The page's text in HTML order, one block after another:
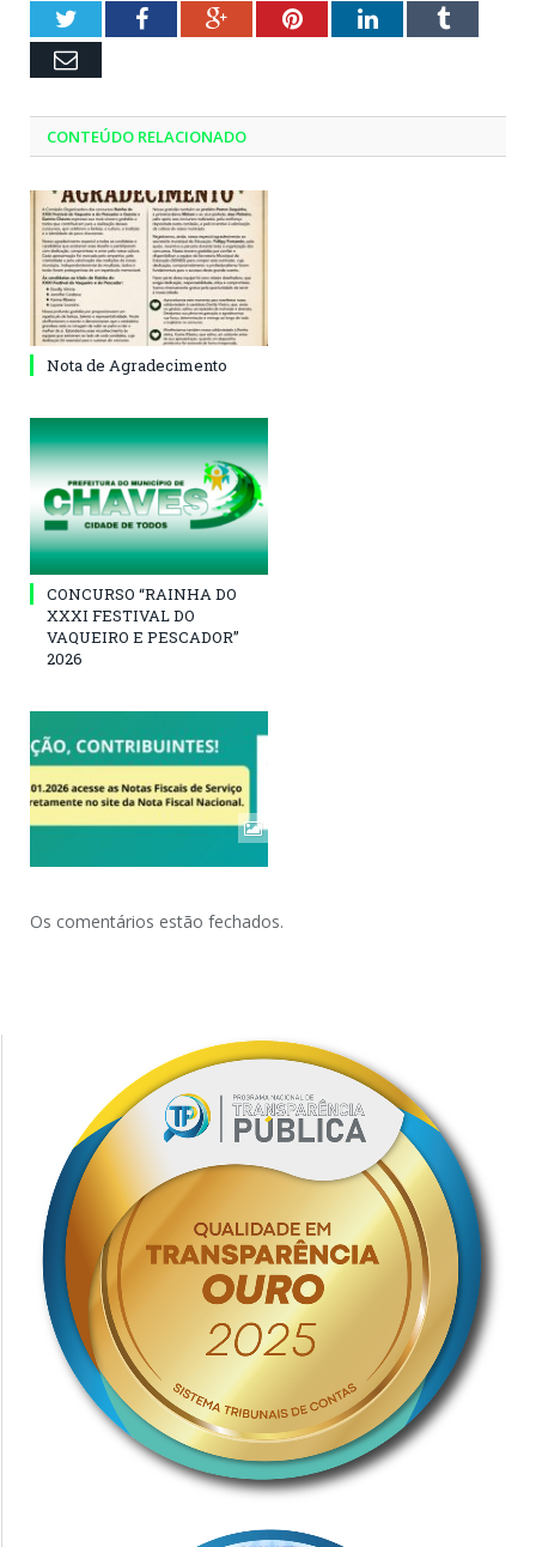
TwitterFacebookGoogle+PinterestLinkedInTumblr
Email
CONTEÚDO RELACIONADO
Nota de Agradecimento
CONCURSO “RAINHA DO
XXXI FESTIVAL DO
VAQUEIRO E PESCADOR”
2026
Os comentários estão fechados.